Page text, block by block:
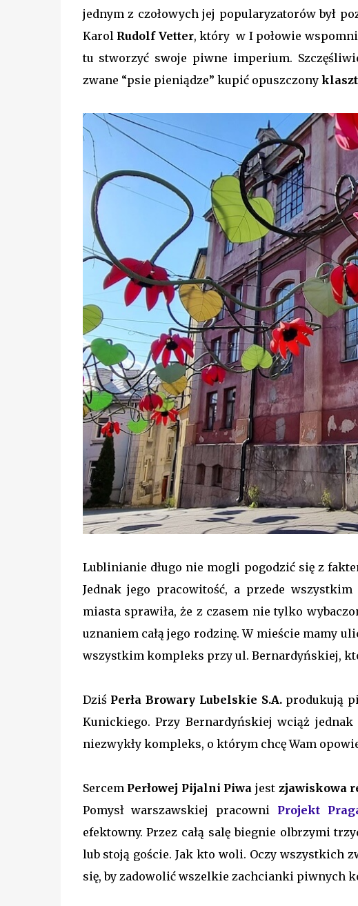
jednym z czołowych jej popularyzatorów był
KarolRudolf Vetter, który w I połowie
tu stworzyć swoje piwne imperium.
zwane “psie pieniądze” kupić opuszczony
Lublinianie długo nie mogli pogodzić się z
Jednak jego pracowitość, a przede
miasta sprawiła, że z czasem nie tylko
uznaniem całą jego rodzinę. W mieście mamy
wszystkim kompleks przy ul. Bernardyńskiej,
Dziś Perła Browary Lubelskie S.A.produkują
Kunickiego. Przy Bernardyńskiej wciąż
niezwykły kompleks, o którym chcę Wam
Sercem Perłowej Pijalni Piwa jest zjawiskowa
Pomysł warszawskiej pracowni Projekt
efektowny. Przez całą salę biegnie olbrzymi
lub stoją goście. Jak kto woli. Oczy wszystkich
się, by zadowolić wszelkie zachcianki piwnych